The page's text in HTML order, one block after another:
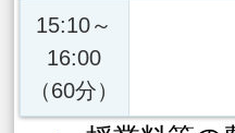
15:10～
16:00
（60分）